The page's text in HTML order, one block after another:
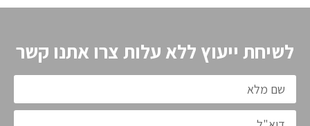
לשיחת ייעוץ ללא עלות צרו אתנו קשר